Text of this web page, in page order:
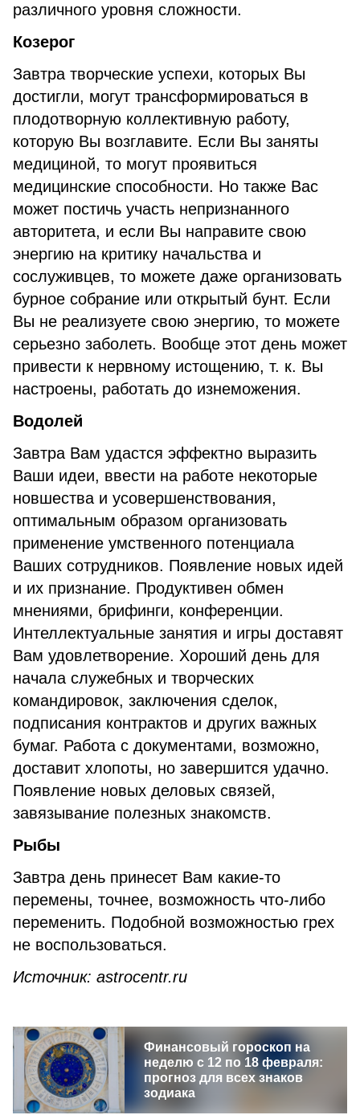
различного уровня сложности.
Козерог
Завтра творческие успехи, которых Вы
достигли, могут трансформироваться в
плодотворную коллективную работу,
которую Вы возглавите. Если Вы заняты
медициной, то могут проявиться
медицинские способности. Но также Вас
может постичь участь непризнанного
авторитета, и если Вы направите свою
энергию на критику начальства и
сослуживцев, то можете даже организовать
бурное собрание или открытый бунт. Если
Вы не реализуете свою энергию, то можете
серьезно заболеть. Вообще этот день может
привести к нервному истощению, т. к. Вы
настроены, работать до изнеможения.
Водолей
Завтра Вам удастся эффектно выразить
Ваши идеи, ввести на работе некоторые
новшества и усовершенствования,
оптимальным образом организовать
применение умственного потенциала
Ваших сотрудников. Появление новых идей
и их признание. Продуктивен обмен
мнениями, брифинги, конференции.
Интеллектуальные занятия и игры доставят
Вам удовлетворение. Хороший день для
начала служебных и творческих
командировок, заключения сделок,
подписания контрактов и других важных
бумаг. Работа с документами, возможно,
доставит хлопоты, но завершится удачно.
Появление новых деловых связей,
завязывание полезных знакомств.
Рыбы
Завтра день принесет Вам какие-то
перемены, точнее, возможность что-либо
переменить. Подобной возможностью грех
не воспользоваться.
Источник: astrocentr.ru
Финансовый гороскоп на
неделю с 12 по 18 февраля:
прогноз для всех знаков
зодиака